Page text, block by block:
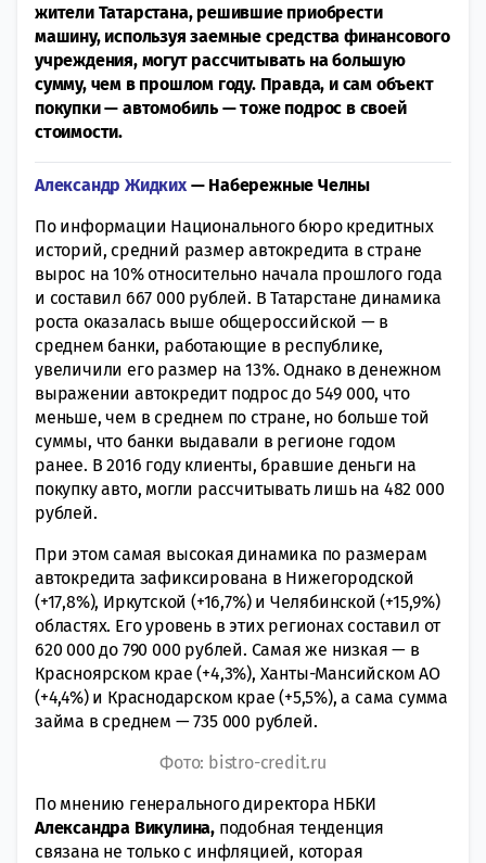
жители Татарстана, решившие приобрести
машину, используя заемные средства финансового
учреждения, могут рассчитывать на большую
сумму, чем в прошлом году. Правда, и сам объект
покупки — автомобиль — тоже подрос в своей
стоимости.
Александр Жидких — Набережные Челны
По информации Национального бюро кредитных
историй, средний размер автокредита в стране
вырос на 10% относительно начала прошлого года
и составил 667 000 рублей. В Татарстане динамика
роста оказалась выше общероссийской — в
среднем банки, работающие в республике,
увеличили его размер на 13%. Однако в денежном
выражении автокредит подрос до 549 000, что
меньше, чем в среднем по стране, но больше той
суммы, что банки выдавали в регионе годом
ранее. В 2016 году клиенты, бравшие деньги на
покупку авто, могли рассчитывать лишь на 482 000
рублей.
При этом самая высокая динамика по размерам
автокредита зафиксирована в Нижегородской
(+17,8%), Иркутской (+16,7%) и Челябинской (+15,9%)
областях. Его уровень в этих регионах составил от
620 000 до 790 000 рублей. Самая же низкая — в
Красноярском крае (+4,3%), Ханты-Мансийском АО
(+4,4%) и Краснодарском крае (+5,5%), а сама сумма
займа в среднем — 735 000 рублей.
Фото: bistro-credit.ru
По мнению генерального директора НБКИ
Александра Викулина, подобная тенденция
связана не только с инфляцией, которая